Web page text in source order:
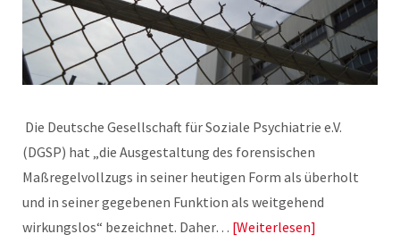
Die Deutsche Gesellschaft für Soziale Psychiatrie e.V.
(DGSP) hat „die Ausgestaltung des forensischen
Maßregelvollzugs in seiner heutigen Form als überholt
und in seiner gegebenen Funktion als weitgehend
wirkungslos“ bezeichnet. Daher… Weiterlesen